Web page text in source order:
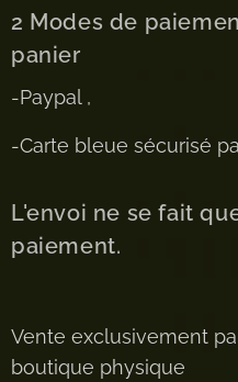
2 Modes de
panier
-Paypal ,
-Carte bleue sécurisé
L'envoi ne se fait
paiement.
Vente exclusivement
boutique physique